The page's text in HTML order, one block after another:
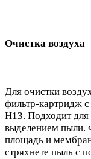
Очистка воздуха
Для очистки
фильтр-картридж
H13. Подходит для
выделением пыли.
площадь и
стряхнете пыль с